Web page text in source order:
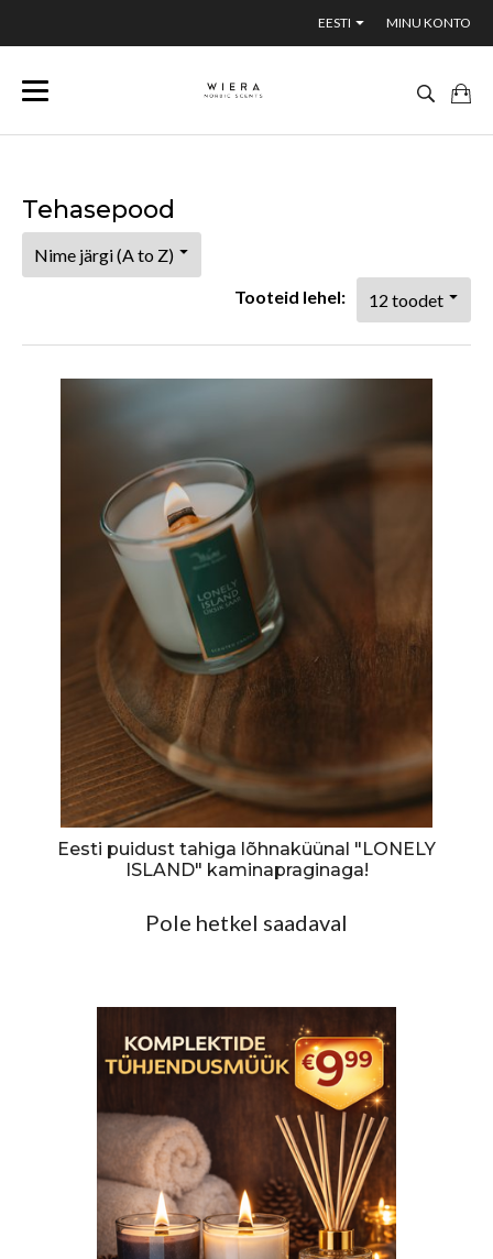
EESTI MINU KONTO
Tehasepood
Tooteid lehel:
Eesti puidust tahiga lõhnaküünal "LONELY
ISLAND" kaminapraginaga!
Pole hetkel saadaval